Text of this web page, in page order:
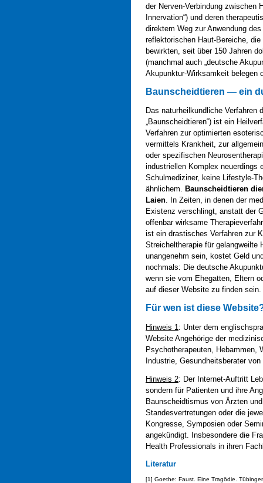
der Nerven-Verbindung zwischen
Innervation“) und deren
direktem Weg zur Anwendung
reflektorischen Haut-Bereiche,
bewirkten, seit über 150 Jahren
(manchmal auch „deutsche
Akupunktur-Wirksamkeit belegen
Baunscheidtieren — ein
Das naturheilkundliche Verfahren
„Baunscheidtieren“) ist ein
Verfahren zur optimierten
vermittels Krankheit, zur
oder spezifischen
industriellen Komplex neuerdings
Schulmediziner, keine Lifestyle-
ähnlichem. Baunscheidtieren
Laien. In Zeiten, in denen der
Existenz verschlingt, anstatt der
offenbar wirksame
ist ein drastisches Verfahren zur
Streicheltherapie für gelangweilte
unangenehm sein, kostet Geld
nochmals: Die deutsche
wenn sie vom Ehegatten, Eltern
auf dieser Website zu finden sein.
Für wen ist diese
Hinweis 1 : Unter dem
Website Angehörige der
Psychotherapeuten, Hebammen,
Industrie, Gesundheitsberater
Hinweis 2: Der Internet-Auftritt
sondern für Patienten und ihre
Baunscheidtismus von Ärzten
Standesvertretungen oder die
Kongresse, Symposien oder
angekündigt. Insbesondere die
Health Professionals in ihren
Literatur
[1] Goethe: Faust. Eine Tragödie.